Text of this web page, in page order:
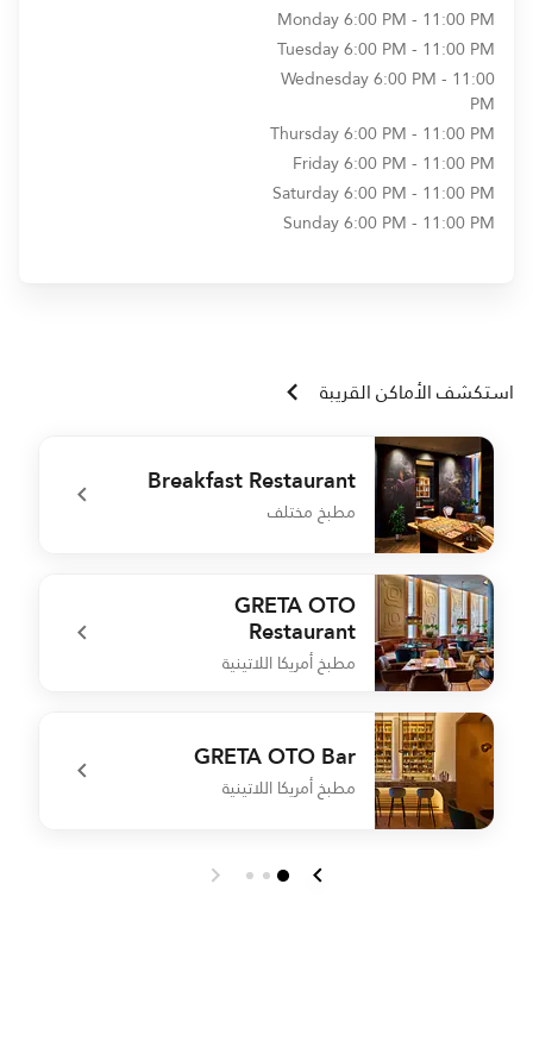
Monday6:00 PM - 11:00 PM
Tuesday6:00 PM - 11:00 PM
Wednesday6:00 PM - 11:00
PM
Thursday6:00 PM - 11:00 PM
Friday6:00 PM - 11:00 PM
Saturday6:00 PM - 11:00 PM
Sunday6:00 PM - 11:00 PM
استكشف الأماكن القريبة
Breakfast Restaurant
مطبخ مختلف
undefined Breakfast Restaurant
GRETA OTO
Restaurant
مطبخ أمريكا اللاتينية
undefined GRETA OTO Restaurant
GRETA OTO Bar
مطبخ أمريكا اللاتينية
undefined GRETA OTO Bar